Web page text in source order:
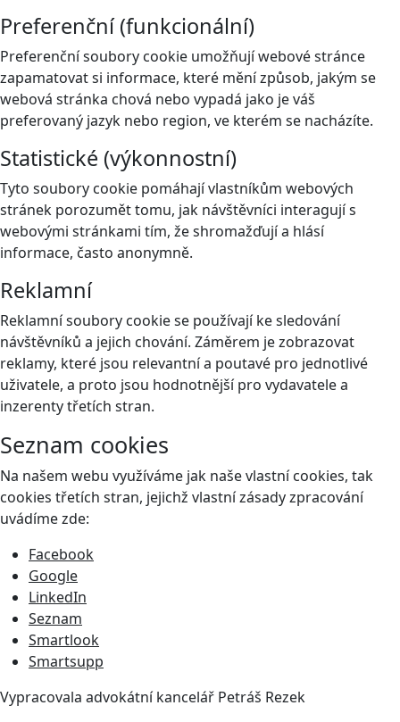
Preferenční (funkcionální)
Preferenční soubory cookie umožňují webové stránce
zapamatovat si informace, které mění způsob, jakým se
webová stránka chová nebo vypadá jako je váš
preferovaný jazyk nebo region, ve kterém se nacházíte.
Statistické (výkonnostní)
Tyto soubory cookie pomáhají vlastníkům webových
stránek porozumět tomu, jak návštěvníci interagují s
webovými stránkami tím, že shromažďují a hlásí
informace, často anonymně.
Reklamní
Reklamní soubory cookie se používají ke sledování
návštěvníků a jejich chování. Záměrem je zobrazovat
reklamy, které jsou relevantní a poutavé pro jednotlivé
uživatele, a proto jsou hodnotnější pro vydavatele a
inzerenty třetích stran.
Seznam cookies
Na našem webu využíváme jak naše vlastní cookies, tak
cookies třetích stran, jejichž vlastní zásady zpracování
uvádíme zde:
Facebook
Google
LinkedIn
Seznam
Smartlook
Smartsupp
Vypracovala advokátní kancelář Petráš Rezek